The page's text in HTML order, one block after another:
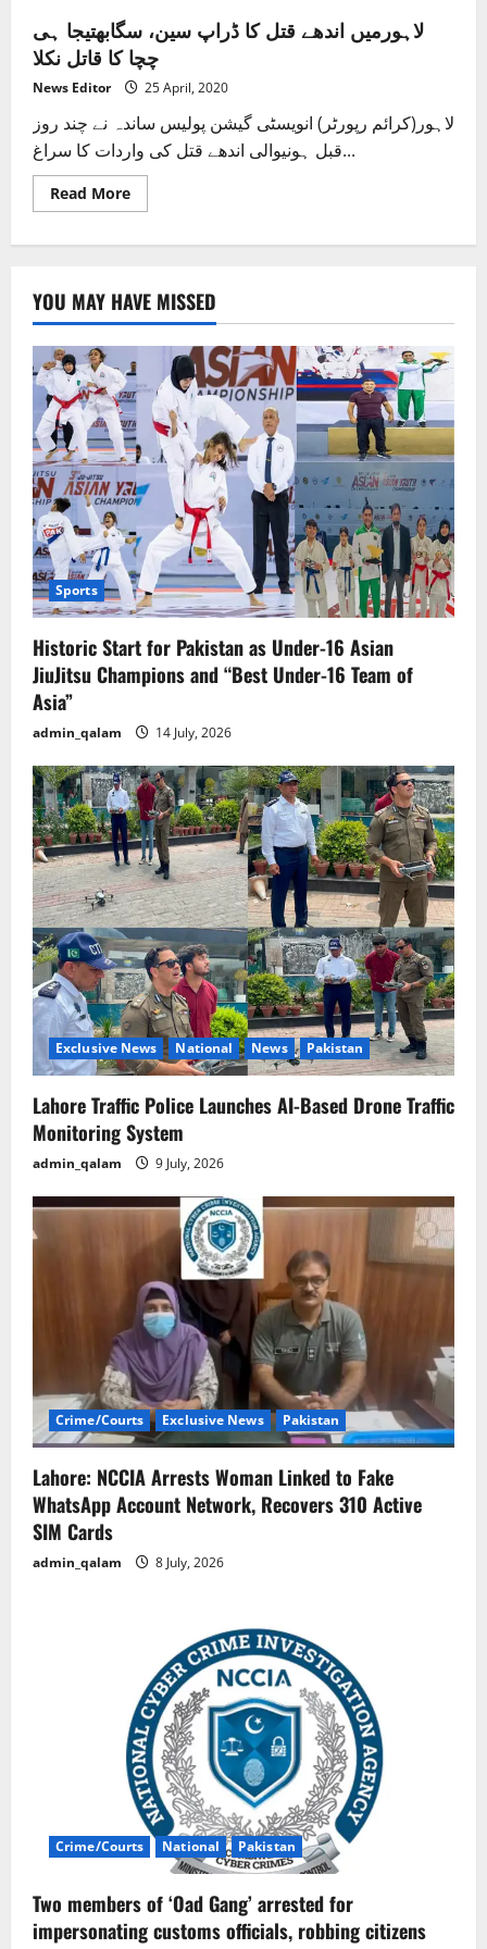
لاہورمیں اندھے قتل کا ڈراپ سین، سگابھتیجا ہی
چچا کا قاتل نکلا
News Editor 25 April, 2020
لاہور(کرائم رپورٹر) انویسٹی گیشن پولیس ساندہ نے چند روز
قبل ہونیوالی اندھے قتل کی واردات کا سراغ...
Read MoreRead
more
ڈراپ
سین،
سگابھتیجا
ہی
چچا
کا
قاتل
نکلا
YOU MAY HAVE MISSED
Sports
Historic Start for Pakistan as Under-16 Asian
JiuJitsu Champions and “Best Under-16 Team of
Asia”
admin_qalam 14 July, 2026
Exclusive News National News Pakistan
Lahore Traffic Police Launches AI-Based Drone Traffic
Monitoring System
admin_qalam 9 July, 2026
Crime/Courts Exclusive News Pakistan
Lahore: NCCIA Arrests Woman Linked to Fake
WhatsApp Account Network, Recovers 310 Active
SIM Cards
admin_qalam 8 July, 2026
Crime/Courts National Pakistan
Two members of ‘Oad Gang’ arrested for
impersonating customs officials, robbing citizens